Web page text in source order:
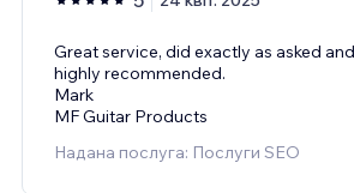
Great service, did exactly as asked
highly recommended.
Mark
MF Guitar Products
Надана послуга: Послуги SEO